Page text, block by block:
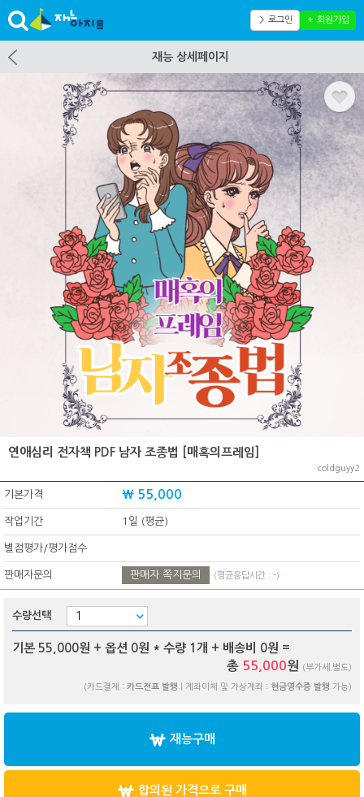
＞ 로그인 ＋ 회원가입
재능 상세페이지
연애심리 전자책 PDF 남자 조종법 [매혹의프레임]
coldguyy2
기본가격 ₩ 55,000
작업기간 1일 (평균)
별점평가/평가점수
판매자문의 판매자 쪽지문의 (평균응답시간 : -)
수량선택
기본 55,000원 + 옵션 0원 * 수량 1 개 + 배송비 0원 =
총 55,000원 (부가세 별도)
(카드결제 : 카드전표 발행 | 계좌이체 및 가상계좌 : 현금영수증 발행 가능)
재능구매
합의된 가격으로 구매